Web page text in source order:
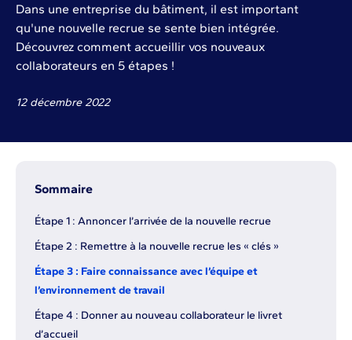
Dans une entreprise du bâtiment, il est important
qu'une nouvelle recrue se sente bien intégrée.
Découvrez comment accueillir vos nouveaux
collaborateurs en 5 étapes !
12 décembre 2022
Sommaire
Étape 1 : Annoncer l’arrivée de la nouvelle recrue
Étape 2 : Remettre à la nouvelle recrue les « clés »
Étape 3 : Faire connaissance avec l’équipe et
l’environnement de travail
Étape 4 : Donner au nouveau collaborateur le livret
d’accueil